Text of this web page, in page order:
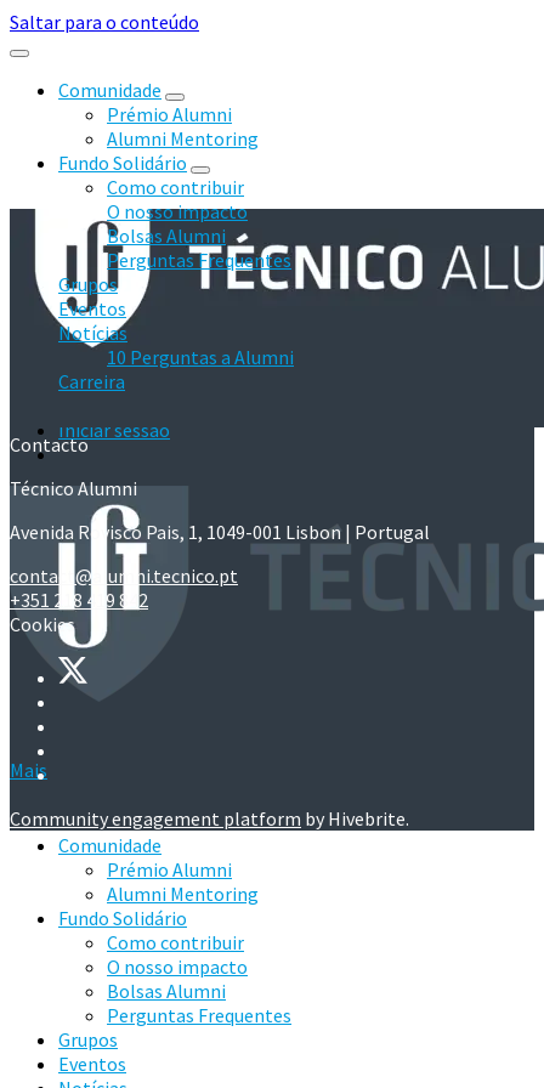
Saltar para o conteúdo
Comunidade
Prémio Alumni
Alumni Mentoring
Fundo Solidário
Como contribuir
O nosso impacto
Bolsas Alumni
Perguntas Frequentes
Grupos
Eventos
Notícias
10 Perguntas a Alumni
Carreira
Iniciar sessão
Mais
Comunidade
Prémio Alumni
Alumni Mentoring
Fundo Solidário
Como contribuir
O nosso impacto
Bolsas Alumni
Perguntas Frequentes
Grupos
Eventos
Contacto
Técnico Alumni
Avenida Rovisco Pais, 1, 1049-001 Lisbon | Portugal
contact@alumni.tecnico.pt
+351 218 419 842
Cookies
Community engagement platform by Hivebrite.